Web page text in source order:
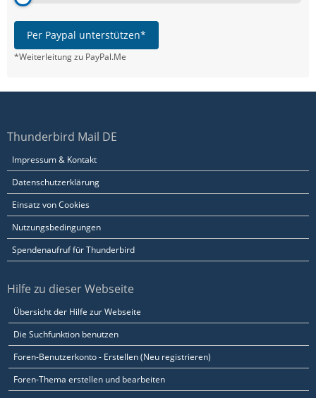
Per Paypal unterstützen*
*Weiterleitung zu PayPal.Me
Thunderbird Mail DE
Impressum & Kontakt
Datenschutzerklärung
Einsatz von Cookies
Nutzungsbedingungen
Spendenaufruf für Thunderbird
Hilfe zu dieser Webseite
Übersicht der Hilfe zur Webseite
Die Suchfunktion benutzen
Foren-Benutzerkonto - Erstellen (Neu registrieren)
Foren-Thema erstellen und bearbeiten